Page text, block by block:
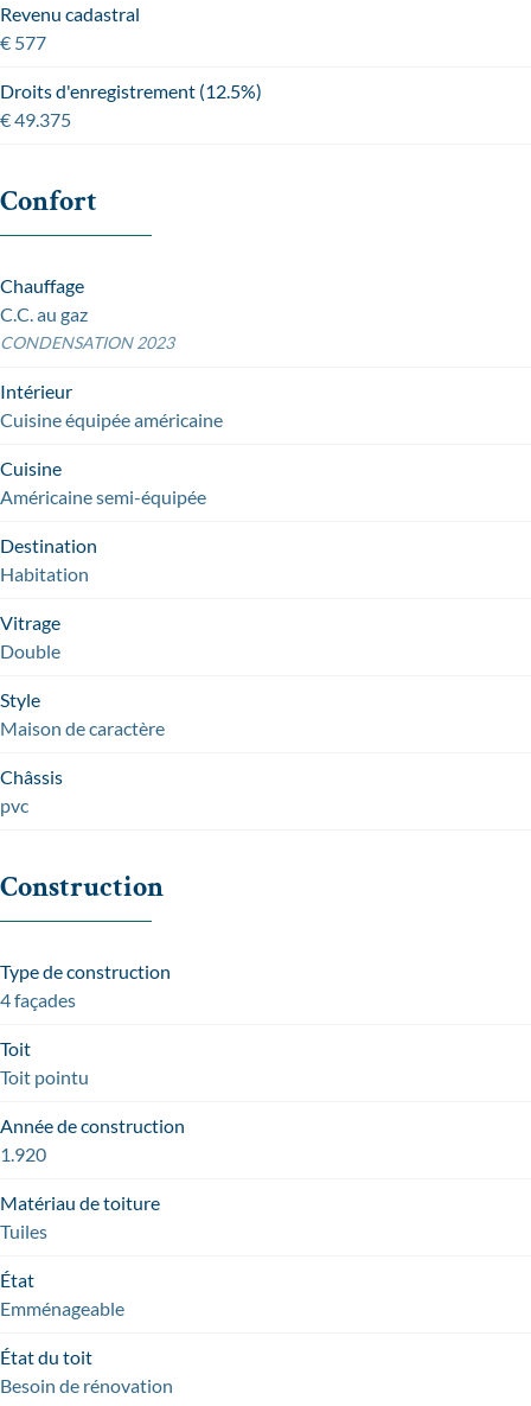
Revenu cadastral
€ 577
Droits d'enregistrement (12.5%)
€ 49.375
Confort
Chauffage
C.C. au gaz
CONDENSATION 2023
Intérieur
Cuisine équipée américaine
Cuisine
Américaine semi-équipée
Destination
Habitation
Vitrage
Double
Style
Maison de caractère
Châssis
pvc
Construction
Type de construction
4 façades
Toit
Toit pointu
Année de construction
1.920
Matériau de toiture
Tuiles
État
Emménageable
État du toit
Besoin de rénovation